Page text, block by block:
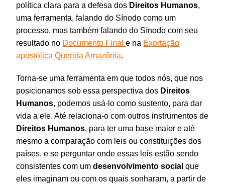
política clara para a defesa dos Direitos Humanos,
uma ferramenta, falando do Sínodo como um
processo, mas também falando do Sínodo com seu
resultado no Documento Finale na Exortação
apostólica Querida Amazônia.
Torna-se uma ferramenta em que todos nós, que nos
posicionamos sob essa perspectiva dos Direitos
Humanos, podemos usá-lo como sustento, para dar
vida a ele. Até relaciona-o com outros instrumentos de
Direitos Humanos, para ter uma base maior e até
mesmo a comparação com leis ou constituições dos
países, e se perguntar onde essas leis estão sendo
consistentes com umdesenvolvimento social que
eles imaginam ou com os quais sonharam, a partir de